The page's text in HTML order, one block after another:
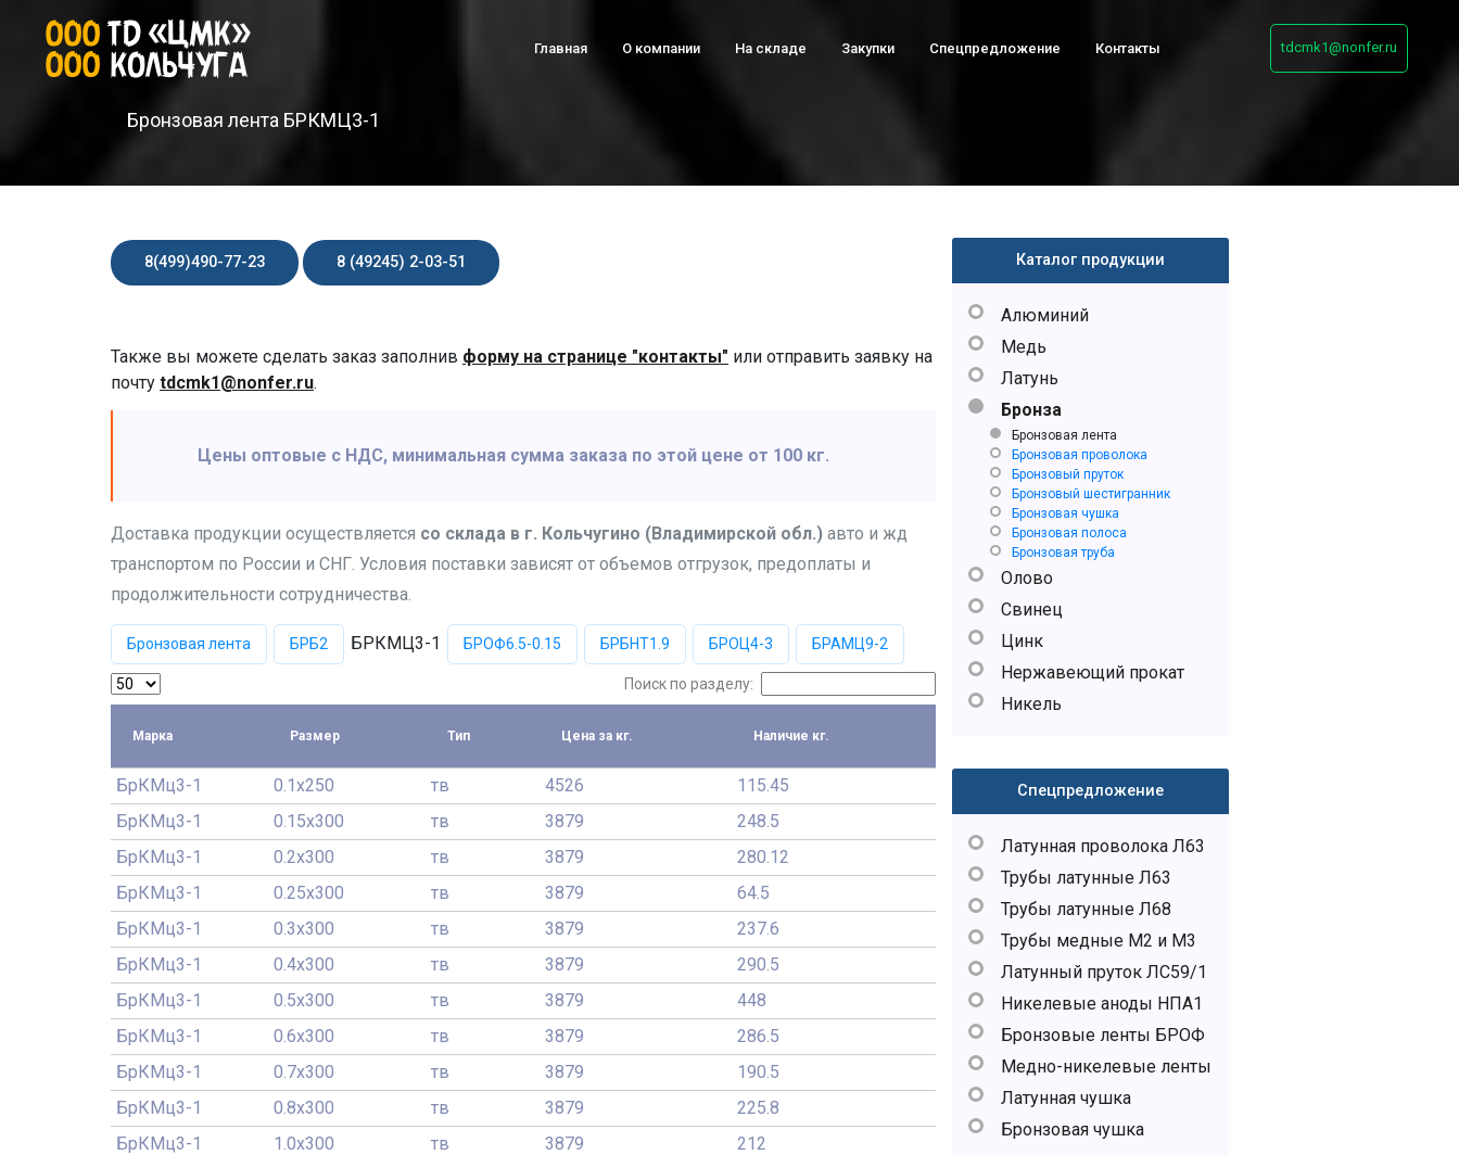
Главная О компании На складе Закупки Спецпредложение Контакты tdcmk1@nonfer.ru
Бронзовая лента БРКМЦ3-1
8(499)490-77-23 8 (49245) 2-03-51
Также вы можете сделать заказ заполнив форму на странице "контакты" или отправить заявку на
почту tdcmk1@nonfer.ru.
Цены оптовые с НДС, минимальная сумма заказа по этой цене от 100 кг.
Доставка продукции осуществляется со склада в г. Кольчугино (Владимирской обл.) авто и жд
транспортом по России и СНГ. Условия поставки зависят от объемов отгрузок, предоплаты и
продолжительности сотрудничества.
Бронзовая лента БРБ2 БРКМЦ3-1 БРОФ6.5-0.15 БРБНТ1.9 БРОЦ4-3 БРАМЦ9-2
Поиск по разделу:
Марка Размер Тип Цена за кг. Наличие кг.
БрКМц3-1 0.1x250 тв 4526
115.45
БрКМц3-1
0.15x300 тв 3879
248.5
БрКМц3-1
0.2x300 тв 3879
280.12
БрКМц3-1
0.25x300 тв 3879
64.5
БрКМц3-1
0.3x300 тв 3879
237.6
БрКМц3-1
0.4x300 тв 3879
290.5
БрКМц3-1
0.5x300 тв 3879
448
БрКМц3-1
0.6x300 тв 3879
286.5
БрКМц3-1
0.7x300 тв 3879
190.5
БрКМц3-1
0.8x300 тв 3879
225.8
БрКМц3-1
1.0x300 тв 3879
212
Каталог продукции
Алюминий
Медь
Латунь
Бронза
Бронзовая лента
Бронзовая проволока
Бронзовый пруток
Бронзовый шестигранник
Бронзовая чушка
Бронзовая полоса
Бронзовая труба
Олово
Свинец
Цинк
Нержавеющий прокат
Никель
Спецпредложение
Латунная проволока Л63
Трубы латунные Л63
Трубы латунные Л68
Трубы медные М2 и М3
Латунный пруток ЛС59/1
Никелевые аноды НПА1
Бронзовые ленты БРОФ
Медно-никелевые ленты
Латунная чушка
Бронзовая чушка